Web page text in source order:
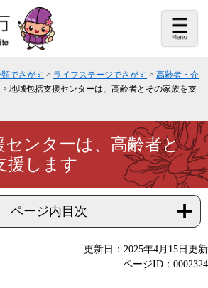
でさがす > ライフステージでさがす > 高齢者・介
> 地域包括支援センターは、高齢者とその家族を支
センターは、高齢者と
援します
ページ内目次
更新日：2025年4月15日更新
ページID：0002324